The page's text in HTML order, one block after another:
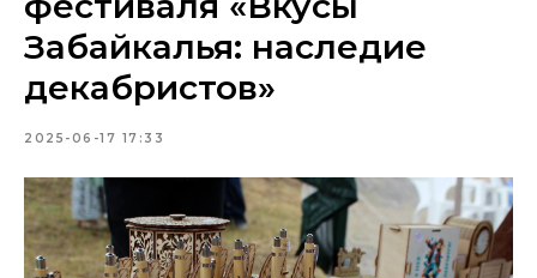
Забайкалья: наследие
декабристов»
2025-06-17 17:33